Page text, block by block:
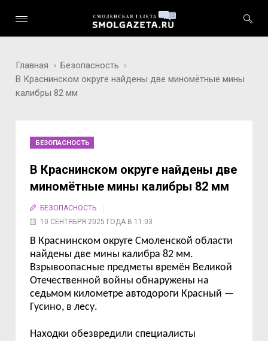
Главная
Безопасность
В Краснинском округе найдены две миномётные мины
калибры 82 мм
БЕЗОПАСНОСТЬ
В Краснинском округе найдены две
миномётные мины калибры 82 мм
БЕЗОПАСНОСТЬ
10 СЕНТЯБРЯ 2025 ГОДА В 11:03
В Краснинском округе Смоленской области
найдены две мины калибра 82 мм.
Взрывоопасные предметы времён Великой
Отечественной войны обнаружены на
седьмом километре автодороги Красный —
Гусино, в лесу.
Находки обезвредили специалисты